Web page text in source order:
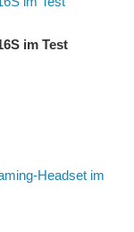
im Test